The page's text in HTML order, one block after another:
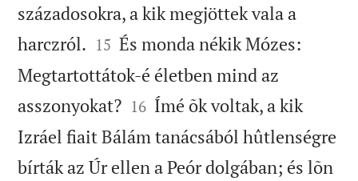
századosokra, a kik megjöttek vala a
harczról. 

15 És monda nékik Mózes:
Megtartottátok-é életben mind az
asszonyokat?
16 Ímé õk voltak, a kik
Izráel fiait Bálám tanácsából hûtlenségre
bírták az Úr ellen a Peór dolgában; és lõn